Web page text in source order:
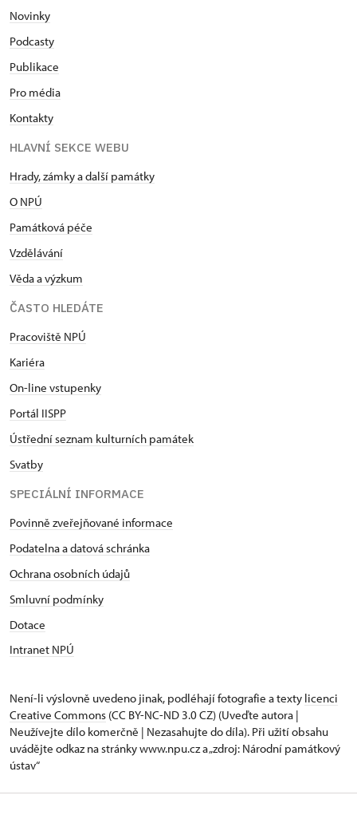
Novinky
Podcasty
Publikace
Pro média
Kontakty
HLAVNÍ SEKCE WEBU
Hrady, zámky a další památky
O NPÚ
Památková péče
Vzdělávání
Věda a výzkum
ČASTO HLEDÁTE
Pracoviště NPÚ
Kariéra
On-line vstupenky
Portál IISPP
Ústřední seznam kulturních památek
Svatby
SPECIÁLNÍ INFORMACE
Povinně zveřejňované informace
Podatelna a datová schránka
Ochrana osobních údajů
Smluvní podmínky
Dotace
Intranet NPÚ
Není-li výslovně uvedeno jinak, podléhají fotografie a texty licenci
Creative Commons (CC BY-NC-ND 3.0 CZ) (Uveďte autora |
Neužívejte dílo komerčně | Nezasahujte do díla). Při užití obsahu
uvádějte odkaz na stránky www.npu.cz a „zdroj: Národní památkový
ústav“